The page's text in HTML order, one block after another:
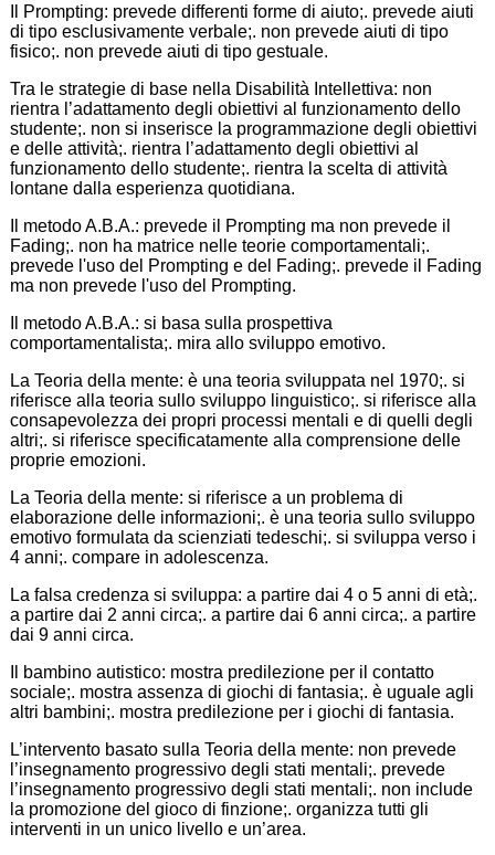
Il Prompting: prevede differenti forme di aiuto;. prevede aiuti
di tipo esclusivamente verbale;. non prevede aiuti di tipo
fisico;. non prevede aiuti di tipo gestuale.
Tra le strategie di base nella Disabilità Intellettiva: non
rientra l’adattamento degli obiettivi al funzionamento dello
studente;. non si inserisce la programmazione degli obiettivi
e delle attività;. rientra l’adattamento degli obiettivi al
funzionamento dello studente;. rientra la scelta di attività
lontane dalla esperienza quotidiana.
Il metodo A.B.A.: prevede il Prompting ma non prevede il
Fading;. non ha matrice nelle teorie comportamentali;.
prevede l'uso del Prompting e del Fading;. prevede il Fading
ma non prevede l'uso del Prompting.
Il metodo A.B.A.: si basa sulla prospettiva
comportamentalista;. mira allo sviluppo emotivo.
La Teoria della mente: è una teoria sviluppata nel 1970;. si
riferisce alla teoria sullo sviluppo linguistico;. si riferisce alla
consapevolezza dei propri processi mentali e di quelli degli
altri;. si riferisce specificatamente alla comprensione delle
proprie emozioni.
La Teoria della mente: si riferisce a un problema di
elaborazione delle informazioni;. è una teoria sullo sviluppo
emotivo formulata da scienziati tedeschi;. si sviluppa verso i
4 anni;. compare in adolescenza.
La falsa credenza si sviluppa: a partire dai 4 o 5 anni di età;.
a partire dai 2 anni circa;. a partire dai 6 anni circa;. a partire
dai 9 anni circa.
Il bambino autistico: mostra predilezione per il contatto
sociale;. mostra assenza di giochi di fantasia;. è uguale agli
altri bambini;. mostra predilezione per i giochi di fantasia.
L’intervento basato sulla Teoria della mente: non prevede
l’insegnamento progressivo degli stati mentali;. prevede
l’insegnamento progressivo degli stati mentali;. non include
la promozione del gioco di finzione;. organizza tutti gli
interventi in un unico livello e un’area.